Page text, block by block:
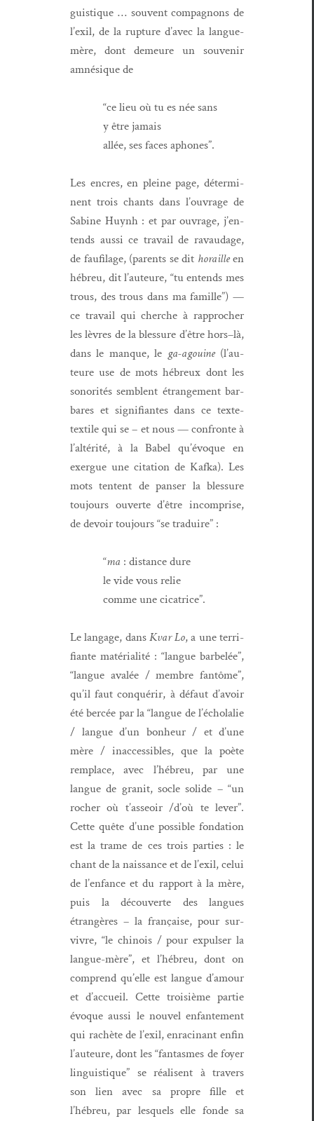
guis­tique … sou­vent com­pagnons de
l’ex­il, de la rup­ture d’avec la langue-
mère, dont demeure un sou­venir
amnésique de
“ce lieu où tu es née sans
y être jamais
allée, ses faces aphones”.
Les encres, en pleine page, déter­mi­
nent trois chants dans l’ou­vrage de
Sabine Huynh : et par ouvrage, j’en­
tends aus­si ce tra­vail de ravaudage,
de fau­fi­lage, (par­ents se dit horailleen
hébreu, dit l’au­teure, “tu entends mes
trous, des trous dans ma famille”) —
ce tra­vail qui cherche à rap­procher
les lèvres de la blessure d’être hors–là,
dans le manque, le ga-agouine(l’au­
teure use de mots hébreux dont les
sonorités sem­blent étrange­ment bar­
bares et sig­nifi­antes dans ce texte-
tex­tile qui se – et nous — con­fronte à
l’altérité, à la Babel qu’évoque en
exer­gue une cita­tion de Kaf­ka). Les
mots ten­tent de panser la blessure
tou­jours ouverte d’être incom­prise,
de devoir tou­jours “se traduire” :
“ma : dis­tance dure
le vide vous relie
comme une cicatrice”.
Le lan­gage, dansKvar Lo, a une ter­ri­
fi­ante matéri­al­ité : “langue bar­belée”,
“langue avalée / mem­bre fan­tôme”,
qu’il faut con­quérir, à défaut d’avoir
été bercée par la “langue de l’é­cholalie
/ langue d’un bon­heur / et d’une
mère / inac­ces­si­bles, que la poète
rem­place, avec l’hébreu, par une
langue de gran­it, socle solide – “un
rocher où t’asseoir /d’où te lever”.
Cette quête d’une pos­si­ble fon­da­tion
est la trame de ces trois par­ties : le
chant de la nais­sance et de l’ex­il, celui
de l’en­fance et du rap­port à la mère,
puis la décou­verte des langues
étrangères – la française, pour sur­
vivre, “le chi­nois / pour expulser la
langue-mère”, et l’hébreu, dont on
com­prend qu’elle est langue d’amour
et d’ac­cueil. Cette troisième par­tie
évoque aus­si le nou­v­el enfan­te­ment
qui rachète de l’ex­il, enraci­nant enfin
l’au­teure, dont les “fan­tasmes de foy­er
lin­guis­tique” se réalisent à tra­vers
son lien avec sa pro­pre fille et
l’hébreu, par lesquels elle fonde sa